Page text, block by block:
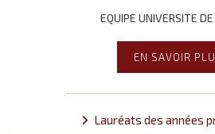
EQUIPE UNIVERSITE
EN SAVOIR
Lauréats des années